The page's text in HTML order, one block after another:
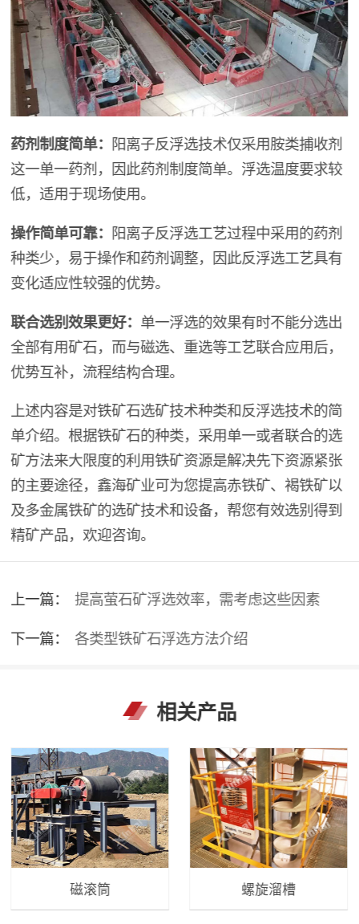
药剂制度简单： 阳离子反浮选技术仅采用胺类捕收剂
这一单一药剂，因此药剂制度简单。浮选温度要求较
低，适用于现场使用。
操作简单可靠： 阳离子反浮选工艺过程中采用的药剂
种类少，易于操作和药剂调整，因此反浮选工艺具有
变化适应性较强的优势。
联合选别效果更好： 单一浮选的效果有时不能分选出
全部有用矿石，而与磁选、重选等工艺联合应用后，
优势互补，流程结构合理。
上述内容是对铁矿石选矿技术种类和反浮选技术的简
单介绍。根据铁矿石的种类，采用单一或者联合的选
矿方法来大限度的利用铁矿资源是解决先下资源紧张
的主要途径，鑫海矿业可为您提高赤铁矿、褐铁矿以
及多金属铁矿的选矿技术和设备，帮您有效选别得到
精矿产品，欢迎咨询。
上一篇：
提高萤石矿浮选效率，需考虑这些因素
下一篇：
各类型铁矿石浮选方法介绍
相关产品
磁滚筒 螺旋溜槽